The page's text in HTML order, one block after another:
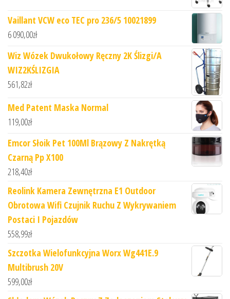
Vaillant VCW eco TEC pro 236/5 10021899
6 090,00zł
Wiz Wózek Dwukołowy Ręczny 2K Ślizgi/A
WIZ2KŚLIZGIA
561,82zł
Med Patent Maska Normal
119,00zł
Emcor Słoik Pet 100Ml Brązowy Z Nakrętką
Czarną Pp X100
218,40zł
Reolink Kamera Zewnętrzna E1 Outdoor
Obrotowa Wifi Czujnik Ruchu Z Wykrywaniem
Postaci I Pojazdów
558,99zł
Szczotka Wielofunkcyjna Worx Wg441E.9
Multibrush 20V
599,00zł